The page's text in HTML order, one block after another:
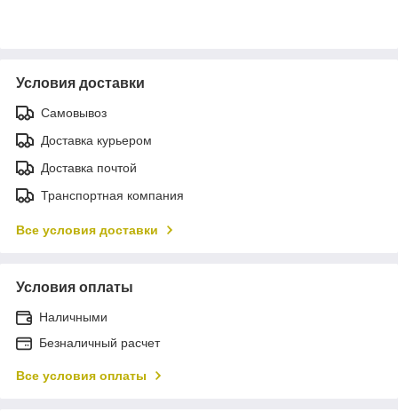
Условия доставки
Самовывоз
Доставка курьером
Доставка почтой
Транспортная компания
Все условия доставки
Условия оплаты
Наличными
Безналичный расчет
Все условия оплаты